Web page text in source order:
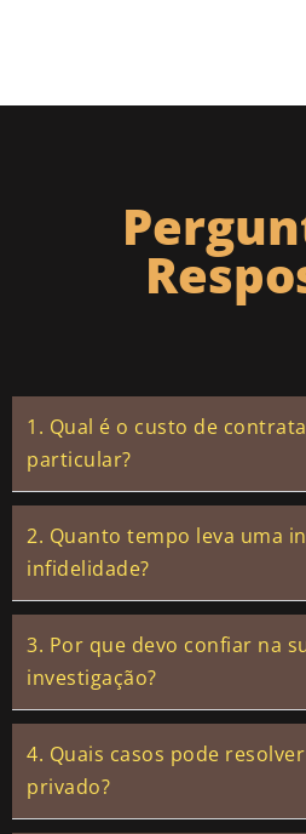
1. Qual é o custo de
particular?
2. Quanto tempo leva uma
infidelidade?
3. Por que devo confiar na
investigação?
4. Quais casos pode
privado?